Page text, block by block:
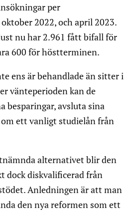
per
2022, och april 2023.
nu har 2.961 fått bifall för
600 för höstterminen.
ens är behandlade än sitter i
vänteperioden kan de
besparingar, avsluta sina
ett vanligt studielån från
alternativet blir den
dock diskvalificerad från
Anledningen är att man
den nya reformen som ett